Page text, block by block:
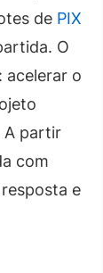
de PIX
O
acelerar o
A partir
com
e